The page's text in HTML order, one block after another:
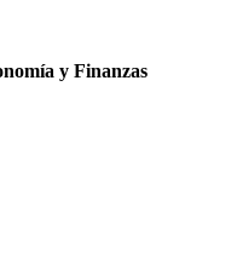
y Finanzas